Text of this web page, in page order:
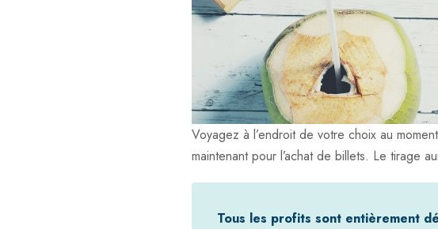
Voyagez à l’endroit de votre choix au
maintenant pour l’achat de billets. Le tirage
Tous les profits sont entièrement